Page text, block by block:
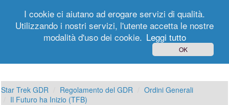
Registrati
Star Trek GDR Regolamento del GDR
Ordini Generali
Il Futuro ha Inizio (TFB)
I cookie ci aiutano ad erogare servizi di qualità.
Utilizzando i nostri servizi, l'utente accetta le nostre
modalità d'uso dei cookie. Leggi tutto
OK